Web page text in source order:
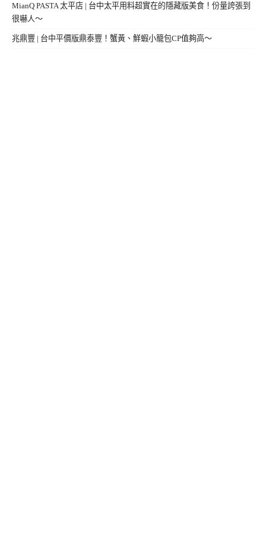
MianQ PASTA 太平店 | 台中太平用料超實在的隱藏版美食！份量誇張到
很嚇人～
兆鼎豐 | 台中平價版鼎泰豐！蟹黃、鮮蝦小籠包CP值夠高～